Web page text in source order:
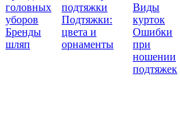
головных
уборов
Бренды
шляп
подтяжки
Подтяжки:
цвета и
орнаменты
Виды
курток
Ошибки
при
ношении
подтяжек